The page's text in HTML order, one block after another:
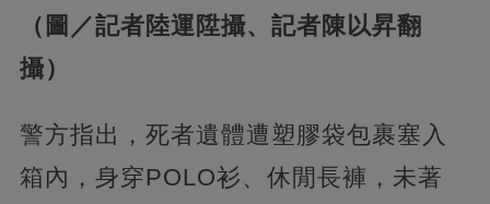
（圖／記者陸運陞攝、記者陳以昇翻
攝）
警方指出，死者遺體遭塑膠袋包裹塞入
箱內，身穿POLO衫、休閒長褲，未著